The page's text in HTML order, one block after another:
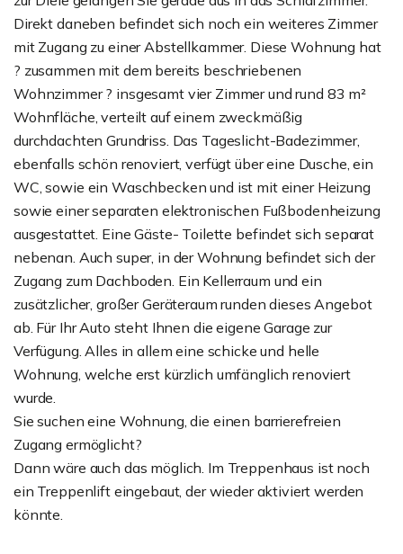
Direkt daneben befindet sich noch ein weiteres Zimmer
mit Zugang zu einer Abstellkammer. Diese Wohnung hat
? zusammen mit dem bereits beschriebenen
Wohnzimmer ? insgesamt vier Zimmer und rund 83 m²
Wohnfläche, verteilt auf einem zweckmäßig
durchdachten Grundriss. Das Tageslicht-Badezimmer,
ebenfalls schön renoviert, verfügt über eine Dusche, ein
WC, sowie ein Waschbecken und ist mit einer Heizung
sowie einer separaten elektronischen Fußbodenheizung
ausgestattet. Eine Gäste- Toilette befindet sich separat
nebenan. Auch super, in der Wohnung befindet sich der
Zugang zum Dachboden. Ein Kellerraum und ein
zusätzlicher, großer Geräteraum runden dieses Angebot
ab. Für Ihr Auto steht Ihnen die eigene Garage zur
Verfügung. Alles in allem eine schicke und helle
Wohnung, welche erst kürzlich umfänglich renoviert
wurde.
Sie suchen eine Wohnung, die einen barrierefreien
Zugang ermöglicht?
Dann wäre auch das möglich. Im Treppenhaus ist noch
ein Treppenlift eingebaut, der wieder aktiviert werden
könnte.